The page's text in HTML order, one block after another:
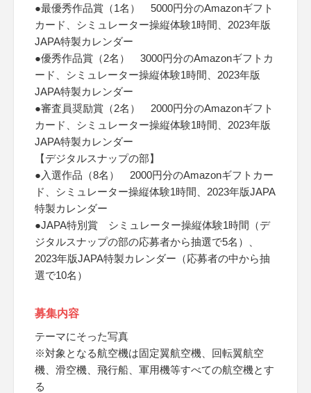
●最優秀作品賞（1名） 5000円分のAmazonギフト
カード、シミュレーター操縦体験1時間、2023年版
JAPA特製カレンダー
●優秀作品賞（2名） 3000円分のAmazonギフトカ
ード、シミュレーター操縦体験1時間、2023年版
JAPA特製カレンダー
●審査員奨励賞（2名） 2000円分のAmazonギフト
カード、シミュレーター操縦体験1時間、2023年版
JAPA特製カレンダー
【デジタルスナップの部】
●入選作品（8名） 2000円分のAmazonギフトカー
ド、シミュレーター操縦体験1時間、2023年版JAPA
特製カレンダー
●JAPA特別賞 シミュレーター操縦体験1時間（デ
ジタルスナップの部の応募者から抽選で5名）、
2023年版JAPA特製カレンダー（応募者の中から抽
選で10名）
募集内容
テーマにそった写真
※対象となる航空機は固定翼航空機、回転翼航空
機、滑空機、飛行船、軍用機等すべての航空機とす
る